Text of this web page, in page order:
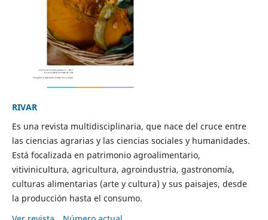
RIVAR
Es una revista multidisciplinaria, que nace del cruce entre
las ciencias agrarias y las ciencias sociales y humanidades.
Está focalizada en patrimonio agroalimentario,
vitivinicultura, agricultura, agroindustria, gastronomía,
culturas alimentarias (arte y cultura) y sus paisajes, desde
la producción hasta el consumo.